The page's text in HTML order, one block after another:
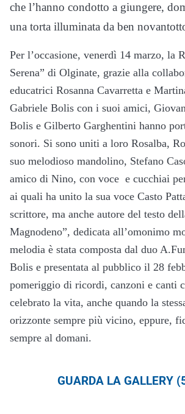
che l’hanno condotto a giungere,
una torta illuminata da ben
Per l’occasione, venerdì 14 marzo, la
Serena” di Olginate, grazie alla
educatrici Rosanna Cavarretta e
Gabriele Bolis con i suoi amici,
Bolis e Gilberto Garghentini hanno
sonori. Si sono uniti a loro Rosalba,
suo melodioso mandolino, Stefano
amico di Nino, con voce e cucchiai
ai quali ha unito la sua voce Casto
scrittore, ma anche autore del testo
Magnodeno”, dedicata all’omonimo
melodia è stata composta dal duo
Bolis e presentata al pubblico il 28
pomeriggio di ricordi, canzoni e canti
celebrato la vita, anche quando la
orizzonte sempre più vicino, eppure,
sempre al domani.
GUARDA LA GALLERY